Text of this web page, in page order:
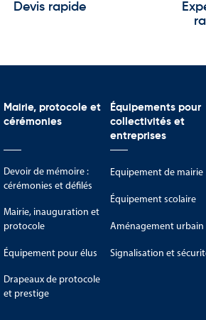
Devis rapide
Mairie, protocole et
cérémonies
Devoir de mémoire :
cérémonies et défilés
Mairie, inauguration et
protocole
Équipement pour élus
Drapeaux de protocole
et prestige
Équipements pour
collectivités et
entreprises
Equipement de mairie
Équipement scolaire
Aménagement urbain
Signalisation et